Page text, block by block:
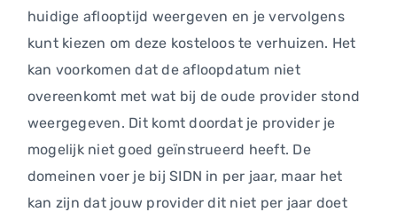
huidige aflooptijd weergeven en je vervolgens
kunt kiezen om deze kosteloos te verhuizen. Het
kan voorkomen dat de afloopdatum niet
overeenkomt met wat bij de oude provider stond
weergegeven. Dit komt doordat je provider je
mogelijk niet goed geïnstrueerd heeft. De
domeinen voer je bij SIDN in per jaar, maar het
kan zijn dat jouw provider dit niet per jaar doet